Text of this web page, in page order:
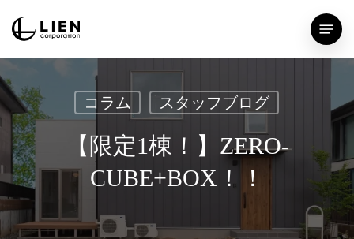
Menu
コラム スタッフブログ
【限定1棟！】ZERO-
CUBE+BOX！！